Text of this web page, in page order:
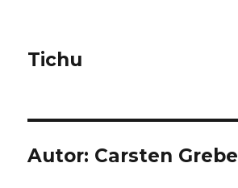
Tichu
Autor: Carsten Grebe